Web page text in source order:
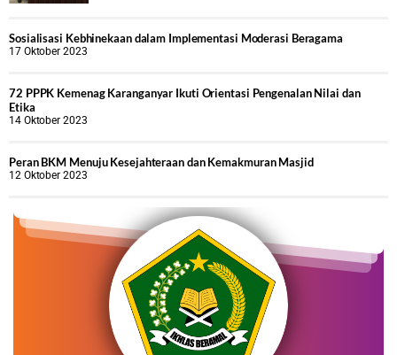
Sosialisasi Kebhinekaan dalam Implementasi Moderasi Beragama
17 Oktober 2023
72 PPPK Kemenag Karanganyar Ikuti Orientasi Pengenalan Nilai dan
Etika
14 Oktober 2023
Peran BKM Menuju Kesejahteraan dan Kemakmuran Masjid
12 Oktober 2023